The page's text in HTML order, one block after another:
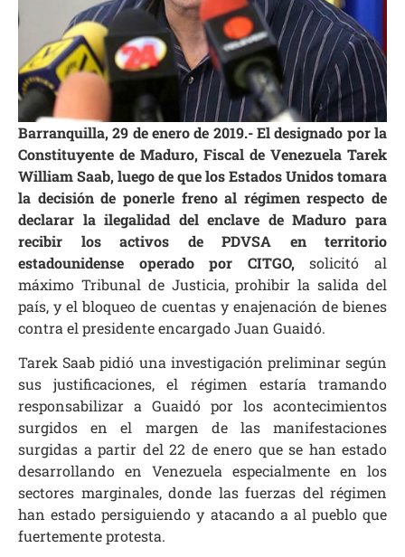
Barranquilla, 29 de enero de 2019.- El designado por la
Constituyente de Maduro, Fiscal de Venezuela Tarek
William Saab, luego de que los Estados Unidos tomara
la decisión de ponerle freno al régimen respecto de
declarar la ilegalidad del enclave de Maduro para
recibir los activos de PDVSA en territorio
estadounidense operado por CITGO,solicitó al
máximo Tribunal de Justicia, prohibir la salida del
país, y el bloqueo de cuentas y enajenación de bienes
contra el presidente encargado Juan Guaidó.
Tarek Saab pidió una investigación preliminar según
sus justificaciones, el régimen estaría tramando
responsabilizar a Guaidó por los acontecimientos
surgidos en el margen de las manifestaciones
surgidas a partir del 22 de enero que se han estado
desarrollando en Venezuela especialmente en los
sectores marginales, donde las fuerzas del régimen
han estado persiguiendo y atacando a al pueblo que
fuertemente protesta.